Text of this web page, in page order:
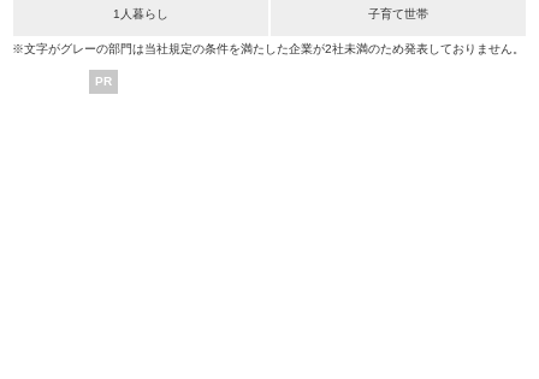
1人暮らし 子育て世帯
※文字がグレーの部門は当社規定の条件を満たした企業が2社未満のため発表しておりません。
PR